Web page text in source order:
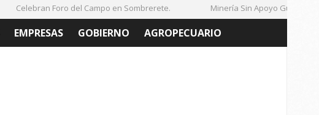
Celebran Foro del Campo en Sombrerete. Minería Sin Apoyo
EMPRESAS GOBIERNO AGROPECUARIO